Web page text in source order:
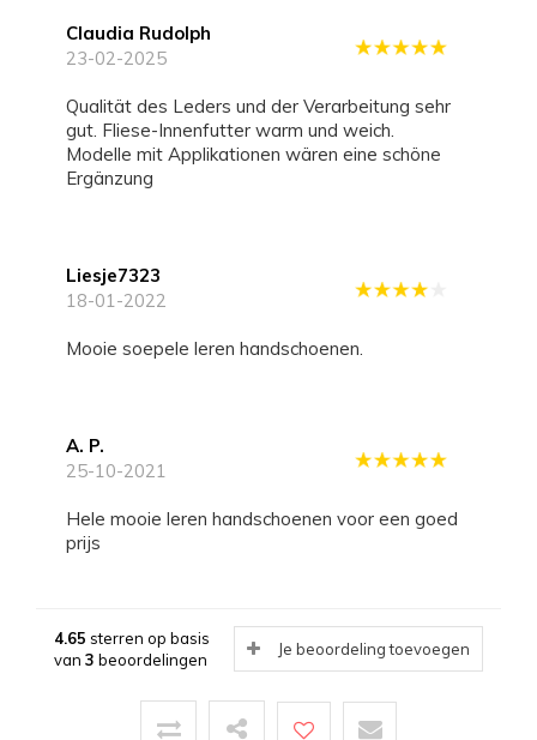
Claudia Rudolph
23-02-2025
Qualität des Leders und der Verarbeitung sehr
gut. Fliese-Innenfutter warm und weich.
Modelle mit Applikationen wären eine schöne
Ergänzung
Liesje7323
18-01-2022
Mooie soepele leren handschoenen.
A. P.
25-10-2021
Hele mooie leren handschoenen voor een goed
prijs
4.65 sterren op basis
van 3 beoordelingen
Je beoordeling toevoegen